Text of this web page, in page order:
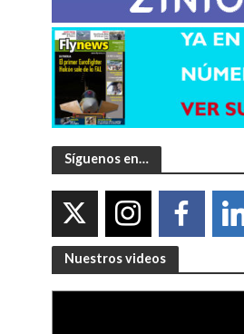
Síguenos en…
Nuestros videos